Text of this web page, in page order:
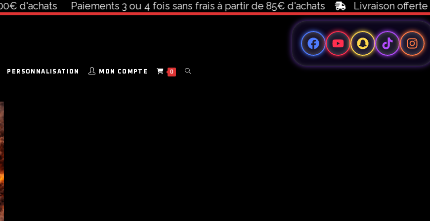
d'achats Paiements 3 ou 4 fois sans frais à partir de 85€ d'achats Livraison offerte
PERSONNALISATION MON COMPTE 0